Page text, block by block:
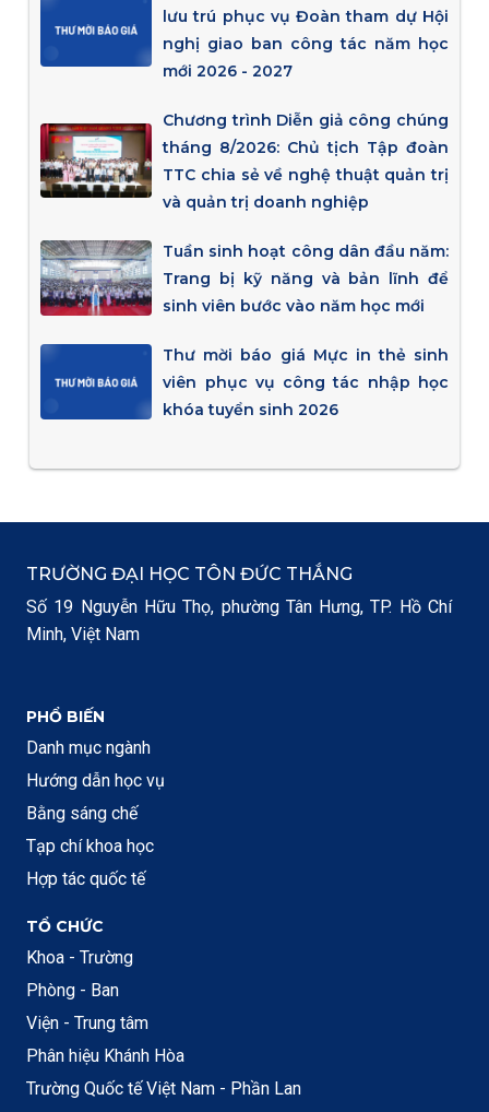
lưu trú phục vụ Đoàn tham dự Hội
nghị giao ban công tác năm học
mới 2026 - 2027
Chương trình Diễn giả công chúng
tháng 8/2026: Chủ tịch Tập đoàn
TTC chia sẻ về nghệ thuật quản trị
và quản trị doanh nghiệp
Tuần sinh hoạt công dân đầu năm:
Trang bị kỹ năng và bản lĩnh để
sinh viên bước vào năm học mới
Thư mời báo giá Mực in thẻ sinh
viên phục vụ công tác nhập học
khóa tuyển sinh 2026
TRƯỜNG ĐẠI HỌC TÔN ĐỨC THẮNG
Số 19 Nguyễn Hữu Thọ, phường Tân Hưng, TP. Hồ Chí
Minh, Việt Nam
PHỔ BIẾN
Danh mục ngành
Hướng dẫn học vụ
Bằng sáng chế
Tạp chí khoa học
Hợp tác quốc tế
TỔ CHỨC
Khoa - Trường
Phòng - Ban
Viện - Trung tâm
Phân hiệu Khánh Hòa
Trường Quốc tế Việt Nam - Phần Lan